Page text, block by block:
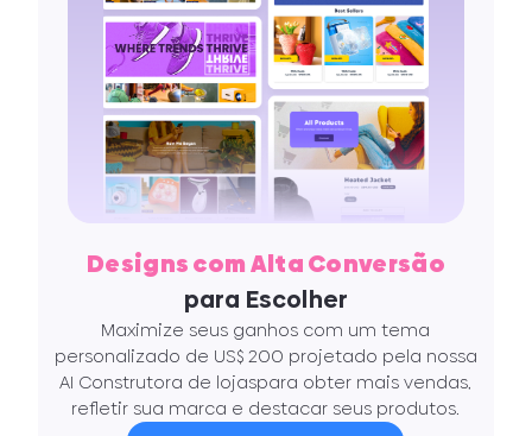
Designs com Alta Conversão
para Escolher
Maximize seus ganhos com um tema
personalizado de US$ 200 projetado pela nossa
AI Construtora de lojaspara obter mais vendas,
refletir sua marca e destacar seus produtos.